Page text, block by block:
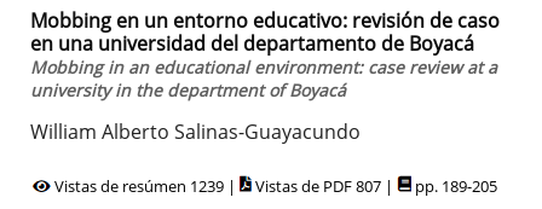
Mobbing en un entorno educativo: revisión de caso
en una universidad del departamento de Boyacá
Mobbing in an educational environment: case review at a
university in the department of Boyacá
William Alberto Salinas-Guayacundo
Vistas de resúmen 1239 | Vistas de PDF 807 | pp. 189-205